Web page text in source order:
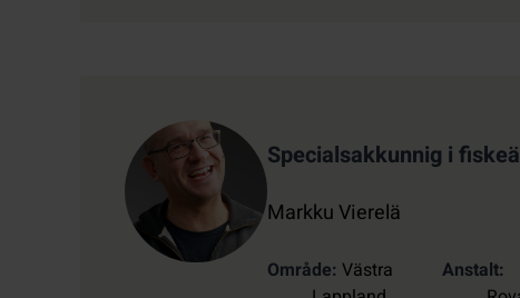
Kontaktuppgifter
Specialsakkunnig i
Markku Vierelä
Område Västra
Anstalt